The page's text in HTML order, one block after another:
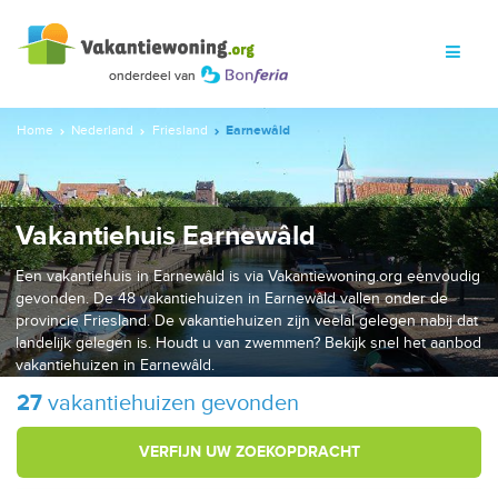
Home Nederland Friesland Earnewâld
Vakantiehuis Earnewâld
Een vakantiehuis in Earnewâld is via Vakantiewoning.org eenvoudig
gevonden. De 48 vakantiehuizen in Earnewâld vallen onder de
provincie Friesland. De vakantiehuizen zijn veelal gelegen nabij dat
landelijk gelegen is. Houdt u van zwemmen? Bekijk snel het aanbod
vakantiehuizen in Earnewâld.
27 vakantiehuizen gevonden
VERFIJN UW ZOEKOPDRACHT